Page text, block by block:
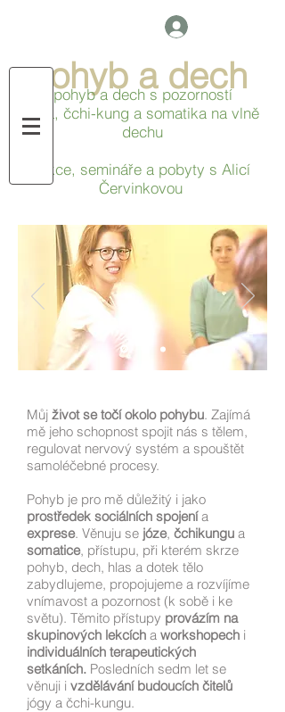
pohyb a dech
pohyb a dech s pozorností
jóga, čchi-kung a somatika na vlně
dechu
lekce, semináře a pobyty s Alicí
Červinkovou
Můj život se točí okolo pohybu. Zajímá
mě jeho schopnost spojit nás s tělem,
regulovat nervový systém a spouštět
samoléčebné procesy.
Pohyb je pro mě důležitý i jako
prostředek sociálních spojenía
exprese. Věnuju se józe, čchikungu a
somatice, přístupu, při kterém skrze
pohyb, dech, hlas a dotek tělo
zabydlujeme, propojujeme a rozvíjíme
vnímavost a pozornost (k sobě i ke
světu). Těmito přístupy provázím na
skupinových lekcích a workshopech i
individuálních terapeutických
setkáních. Posledních sedm let se
věnuji i vzdělávání budoucích čitelů
jógy a čchi-kungu.